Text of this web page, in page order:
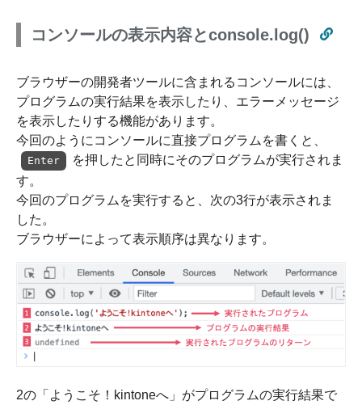
コンソールの表示内容とconsole.log()
ブラウザーの開発者ツールに含まれるコンソールには、
プログラムの実行結果を表示したり、エラーメッセージ
を表示したりする機能があります。
今回のようにコンソールに直接プログラムを書くと、
Enter
を押したと同時にそのプログラムが実行されま
す。
今回のプログラムを実行すると、次の3行が表示されま
した。
ブラウザーによって表示順序は異なります。
2の「ようこそ！kintoneへ」がプログラムの実行結果で